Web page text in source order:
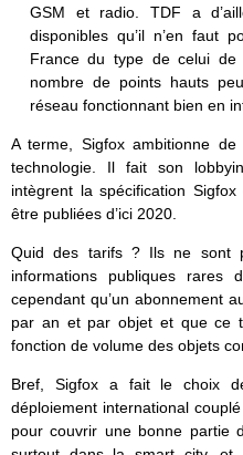
GSM et radio. TDF a
disponibles qu’il n’en faut
France du type de celui
nombre de points hauts
réseau fonctionnant bien en
A terme, Sigfox ambitionne
technologie. Il fait son
intègrent la spécification
être publiées d’ici 2020.
Quid des tarifs ? Ils ne sont
informations publiques
cependant qu’un abonnement
par an et par objet et que ce
fonction de volume des objets
Bref, Sigfox a fait le choix
déploiement international
pour couvrir une bonne partie